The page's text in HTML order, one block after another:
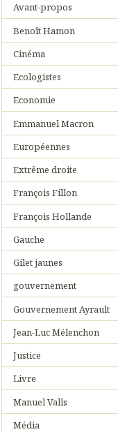
Avant-propos
Benoît Hamon
Cinéma
Ecologistes
Economie
Emmanuel Macron
Européennes
Extrême droite
François Fillon
François Hollande
Gauche
Gilet jaunes
gouvernement
Gouvernement Ayrault
Jean-Luc Mélenchon
Justice
Livre
Manuel Valls
Média